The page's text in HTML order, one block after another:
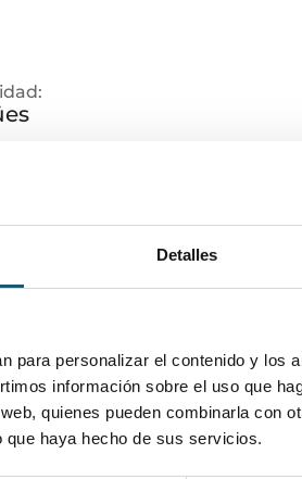
Detalles
para personalizar el contenido y los
información sobre el uso que
quienes pueden combinarla con
haya hecho de sus servicios.
dos tardes a la